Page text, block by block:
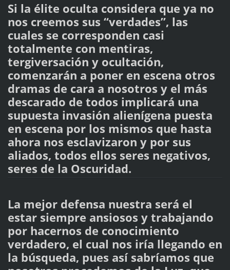
Si la élite oculta considera que ya no
nos creemos sus “verdades”, las
cuales se corresponden casi
totalmente con mentiras,
tergiversación y ocultación,
comenzarán a poner en escena otros
dramas de cara a nosotros y el más
descarado de todos implicará una
supuesta invasión alienígena puesta
en escena por los mismos que hasta
ahora nos esclavizaron y por sus
aliados, todos ellos seres negativos,
seres de la Oscuridad.
La mejor defensa nuestra será el
estar siempre ansiosos y trabajando
por hacernos de conocimiento
verdadero, el cual nos iría llegando en
la búsqueda, pues así sabríamos que